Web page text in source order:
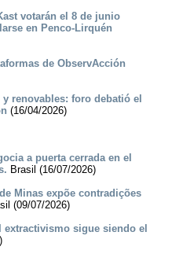
votarán el 8 de junio
en Penco-Lirquén
de ObservAcción
renovables: foro debatió el
(16/04/2026)
a puerta cerrada en el
Brasil (16/07/2026)
Minas expõe contradições
(09/07/2026)
sigue siendo el